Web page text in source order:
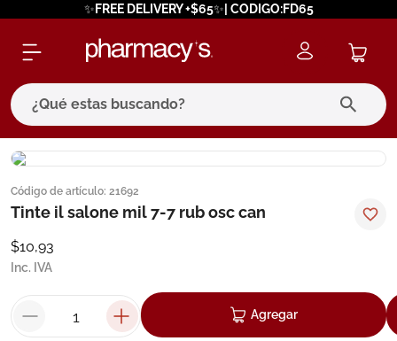
✨FREE DELIVERY +$65✨| CODIGO:FD65
¿Qué estas buscando?
Código de artículo: 21692
Tinte il salone mil 7-7 rub osc can
$10,93
Inc. IVA
Agregar
términos más buscados
1. eucerin
3.
cerave